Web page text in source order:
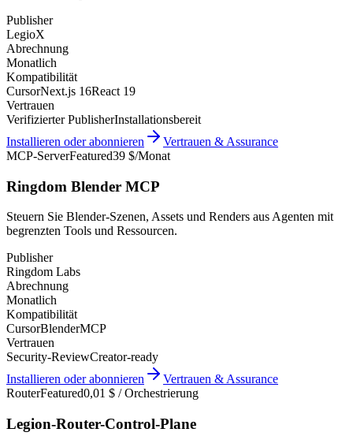
Publisher
LegioX
Abrechnung
Monatlich
Kompatibilität
CursorNext.js 16React 19
Vertrauen
Verifizierter PublisherInstallationsbereit
Installieren oder abonnieren
Vertrauen & Assurance
MCP-ServerFeatured39 $/Monat
Ringdom Blender MCP
Steuern Sie Blender-Szenen, Assets und Renders aus Agenten mit
begrenzten Tools und Ressourcen.
Publisher
Ringdom Labs
Abrechnung
Monatlich
Kompatibilität
CursorBlenderMCP
Vertrauen
Security-ReviewCreator-ready
Installieren oder abonnieren
Vertrauen & Assurance
RouterFeatured0,01 $ / Orchestrierung
Legion-Router-Control-Plane